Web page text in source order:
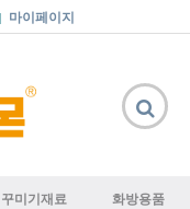
| 마이페이지
꾸미기재료
화방용품